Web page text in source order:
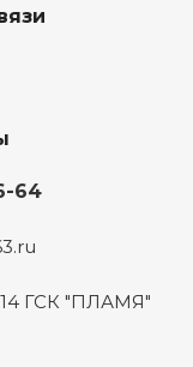
64
ГСК "ПЛАМЯ"